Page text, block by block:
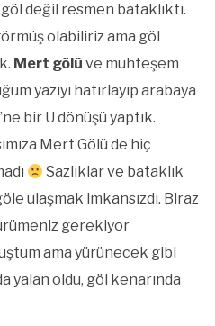
değil resmen bataklıktı.
olabiliriz ama göl
Mert gölü ve muhteşem
yazıyı hatırlayıp arabaya
bir U dönüşü yaptık.
Mert Gölü de hiç
Sazlıklar ve bataklık
ulaşmak imkansızdı. Biraz
gerekiyor
ama yürünecek gibi
yalan oldu, göl kenarında